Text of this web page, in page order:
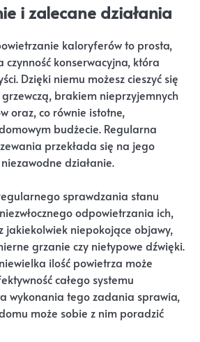
i zalecane działania
kaloryferów to prosta,
czynność konserwacyjna, która
Dzięki niemu możesz cieszyć się
brakiem nieprzyjemnych
oraz, co równie istotne,
budżecie. Regularna
przekłada się na jego
działanie.
sprawdzania stanu
odpowietrzania ich,
jakiekolwiek niepokojące objawy,
grzanie czy nietypowe dźwięki.
ilość powietrza może
całego systemu
wykonania tego zadania sprawia,
może sobie z nim poradzić